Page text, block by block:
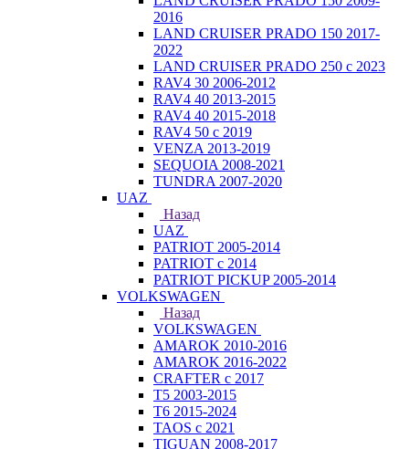
2016
LAND CRUISER PRADO 150 2017-
2022
LAND CRUISER PRADO 250 с 2023
RAV4 30 2006-2012
RAV4 40 2013-2015
RAV4 40 2015-2018
RAV4 50 с 2019
VENZA 2013-2019
SEQUOIA 2008-2021
TUNDRA 2007-2020
UAZ
Назад
UAZ
PATRIOT 2005-2014
PATRIOT с 2014
PATRIOT PICKUP 2005-2014
VOLKSWAGEN
Назад
VOLKSWAGEN
AMAROK 2010-2016
AMAROK 2016-2022
CRAFTER с 2017
T5 2003-2015
T6 2015-2024
TAOS с 2021
TIGUAN 2008-2017